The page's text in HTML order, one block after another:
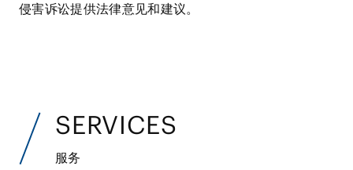
侵害诉讼提供法律意见和建议。
SERVICES
服务